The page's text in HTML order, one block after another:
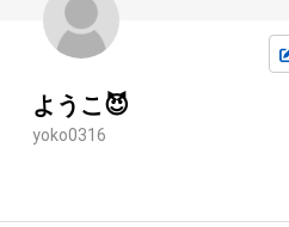
ようこ😈
yoko0316